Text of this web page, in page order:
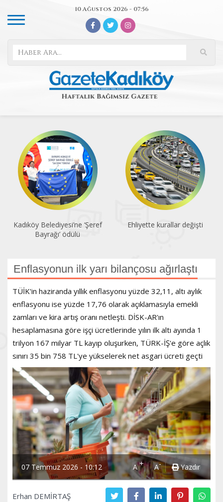
10 Ağustos 2026 - 07:56
Kadıköy Belediyesi’ne ‘Şeref
Bayrağı’ ödülü
Ehliyette kurallar değişti
Enflasyonun ilk yarı bilançosu ağırlaştı
TÜİK'in haziranda yıllık enflasyonu yüzde 32,11, altı aylık
enflasyonu ise yüzde 17,76 olarak açıklamasıyla emekli
zamları ve kira artış oranı netleşti. DİSK-AR'ın
hesaplamasına göre işçi ücretlerinde yılın ilk altı ayında 1
trilyon 167 milyar TL kayıp oluşurken, TÜRK-İŞ'e göre açlık
sınırı 35 bin 758 TL'ye yükselerek net asgari ücreti geçti
07 Temmuz 2026 - 10:12 A+ A- Yazdır
Erhan DEMİRTAŞ